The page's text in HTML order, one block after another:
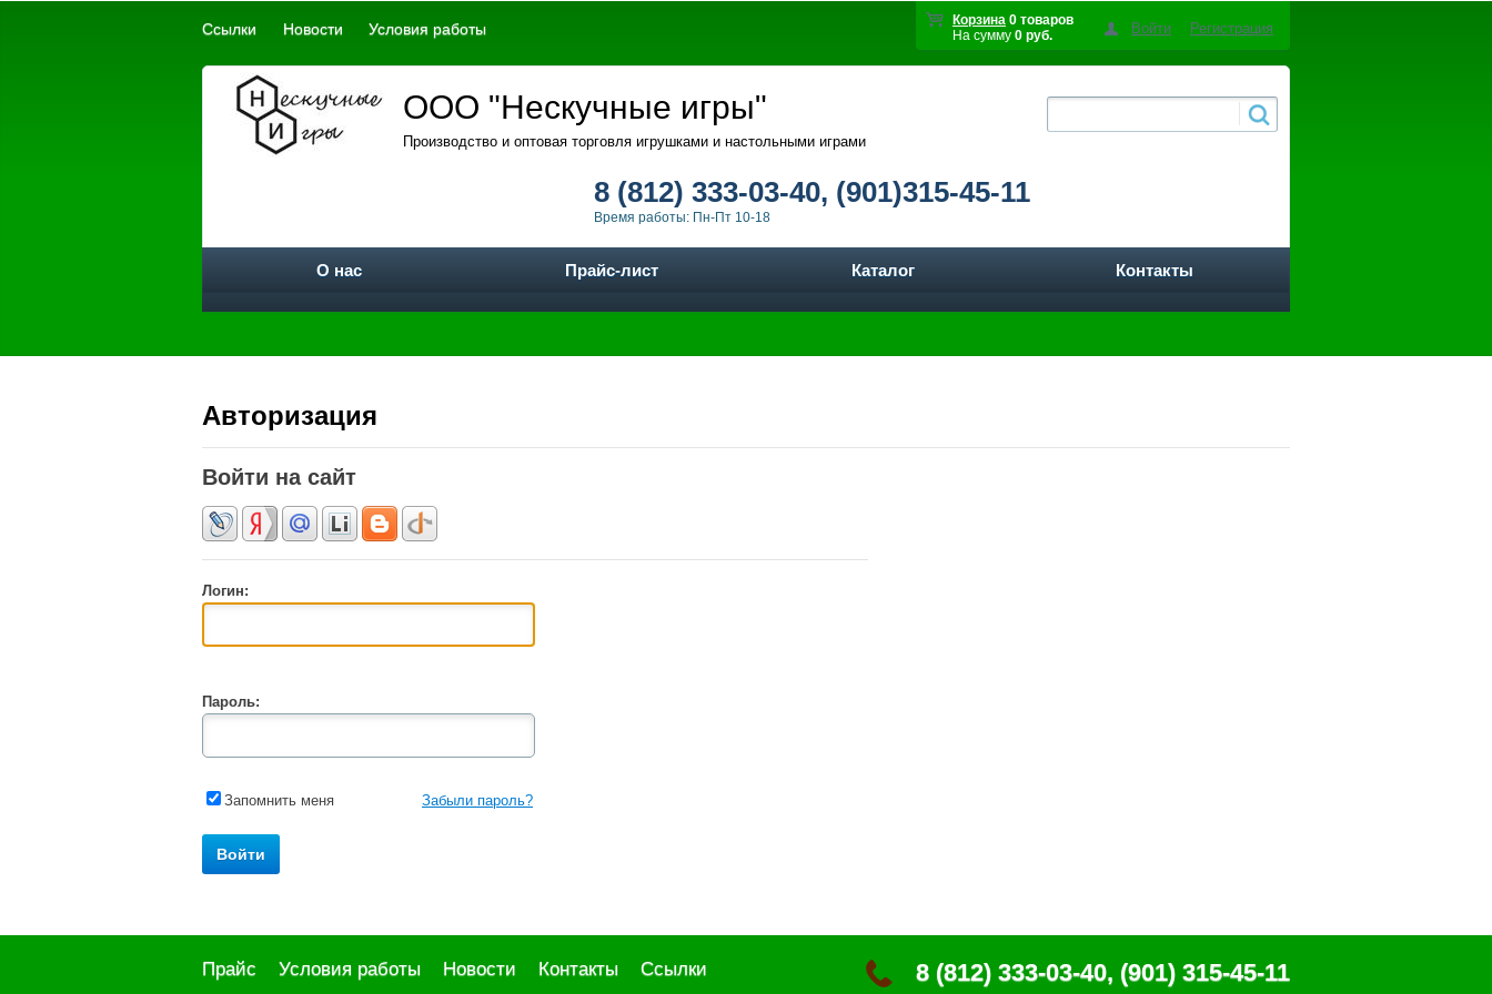
Корзина 0 товаров
На сумму 0 руб. Войти Регистрация
Ссылки Новости Условия работы
ООО "Нескучные игры"
Производство и оптовая торговля игрушками и настольными играми
8 (812) 333-03-40, (901)315-45-11
Время работы: Пн-Пт 10-18
О нас Прайс-лист Каталог Контакты
Авторизация
Войти на сайт
Логин:
Пароль:
Запомнить меня Забыли пароль?
8 (812) 333-03-40, (901) 315-45-11
Прайс Условия работы Новости Контакты Ссылки